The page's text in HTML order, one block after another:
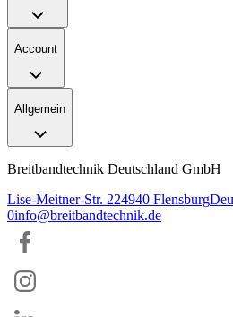
Account
Allgemein
Breitbandtechnik Deutschland GmbH
Lise-Meitner-Str. 224940 Flensburg
0info@breitbandtechnik.de